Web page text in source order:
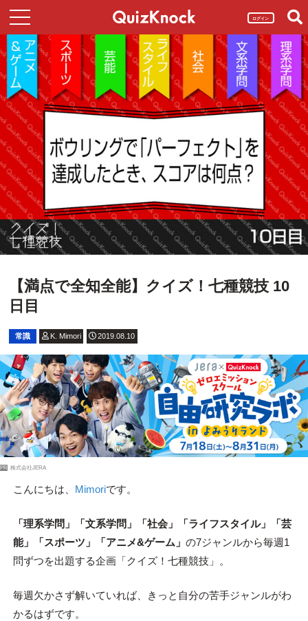
ログイン
【満点で全知全能】クイズ！七種競技 10
日目
常識 K. Mimori 2019.08.10
PR 株式会社JERA
こんにちは、 Mimoriです。
「理系学問」「文系学問」「社会」「ライフスタイル」「芸
能」「スポーツ」「アニメ&ゲーム」 の7ジャンルから毎週1
問ずつを出題する企画「クイズ！七種競技」。
毎週欠かさず解いていれば、きっと自分の苦手ジャンルがわ
かるはずです。